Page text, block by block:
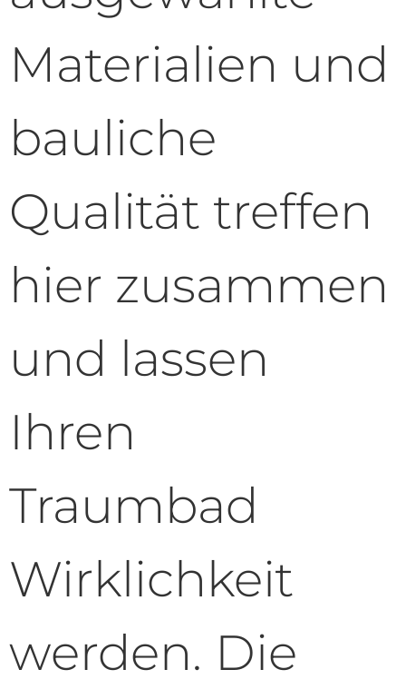
Materialien und
bauliche
Qualität treffen
hier zusammen
und lassen
Ihren
Traumbad
Wirklichkeit
werden. Die